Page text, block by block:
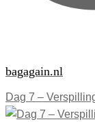
bagagain.nl
Dag 7 –